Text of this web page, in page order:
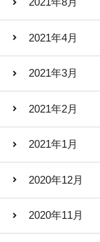
2021年4月
2021年3月
2021年2月
2021年1月
2020年12月
2020年11月